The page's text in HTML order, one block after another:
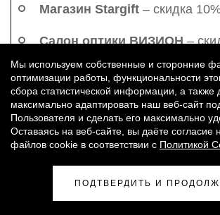
Магазин Stargift – скидка
Салон оптики ВИЗИОН–
Магазин OLOLOL – скидка
Магазин «Rafaia»- скидка 5%
Паркинг МТРК– скидка 40%
парковки, оплачиваемые по
Мобильном приложении
Мы используем собственные и сторонние
оптимизации работы, функциональности
сбора статистической информации, а также
максимально адаптировать наш веб-сайт
Пользователя и сделать его максимально
Оставаясь на веб-сайте, вы даёте согласие
файлов cookie в соответствии с Политикой
ПОДТВЕРДИТЬ И